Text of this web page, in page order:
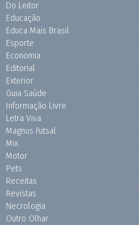
Do Leitor
Educação
Educa Mais Brasil
Esporte
Economia
Editorial
Exterior
Guia Saúde
Informação Livre
Letra Viva
Magnus Futsal
Mix
Motor
Pets
Receitas
Revistas
Necrologia
Outro Olhar